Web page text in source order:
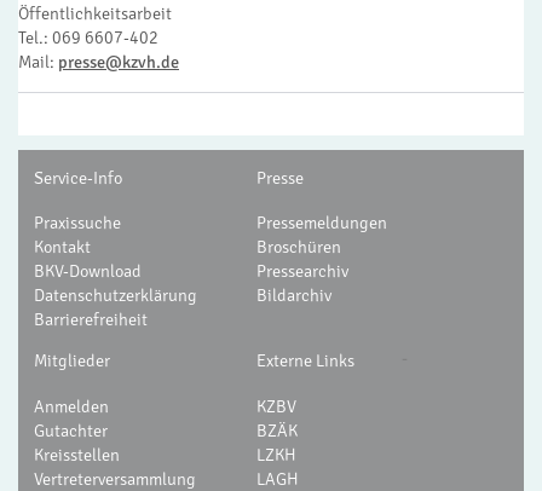
Öffentlichkeitsarbeit
Tel.: 069 6607-402
Mail: presse@kzvh.de
Service-Info
Praxissuche
Kontakt
BKV-Download
Datenschutzerklärung
Barrierefreiheit
Presse
Pressemeldungen
Broschüren
Pressearchiv
Bildarchiv
Mitglieder
Anmelden
Gutachter
Kreisstellen
Vertreterversammlung
Externe Links
KZBV
BZÄK
LZKH
LAGH